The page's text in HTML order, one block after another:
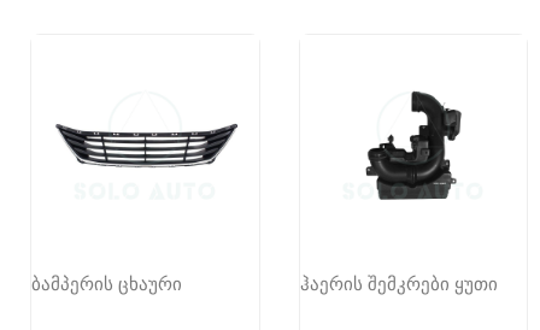
ბამპერის ცხაური ჰაერის შემკრები ყუთი